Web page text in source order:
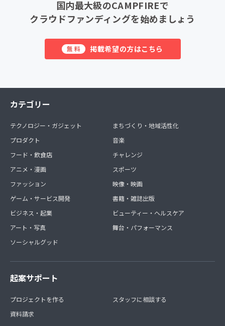
国内最大級のCAMPFIREで
クラウドファンディングを始めましょう
無料 掲載希望の方はこちら
カテゴリー
テクノロジー・ガジェット
プロダクト
フード・飲食店
アニメ・漫画
ファッション
ゲーム・サービス開発
ビジネス・起業
アート・写真
ソーシャルグッド
まちづくり・地域活性化
音楽
チャレンジ
スポーツ
映像・映画
書籍・雑誌出版
ビューティー・ヘルスケア
舞台・パフォーマンス
起案サポート
プロジェクトを作る
資料請求
スタッフに相談する